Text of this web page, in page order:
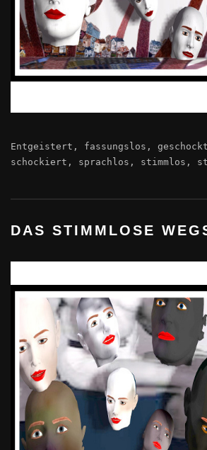
Entgeistert, fassungslos,
schockiert, sprachlos, stimmlos,
DAS STIMMLOSE